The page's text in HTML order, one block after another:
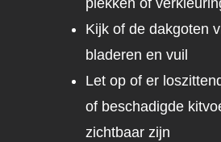
plekken of
Kijk of de dakgoten
bladeren en vuil
Let op of er
of beschadigde
zichtbaar zijn